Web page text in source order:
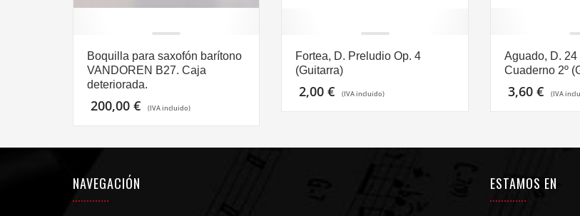
Boquilla para saxofón barítono
VANDOREN B27. Caja
deteriorada.
200,00 € (IVA incluido)
Fortea, D. Preludio Op. 4
(Guitarra)
2,00€ (IVA incluido)
Aguado, D.
Cuaderno 2º
3,60 € (IVA
NAVEGACIÓN ESTAMOS EN